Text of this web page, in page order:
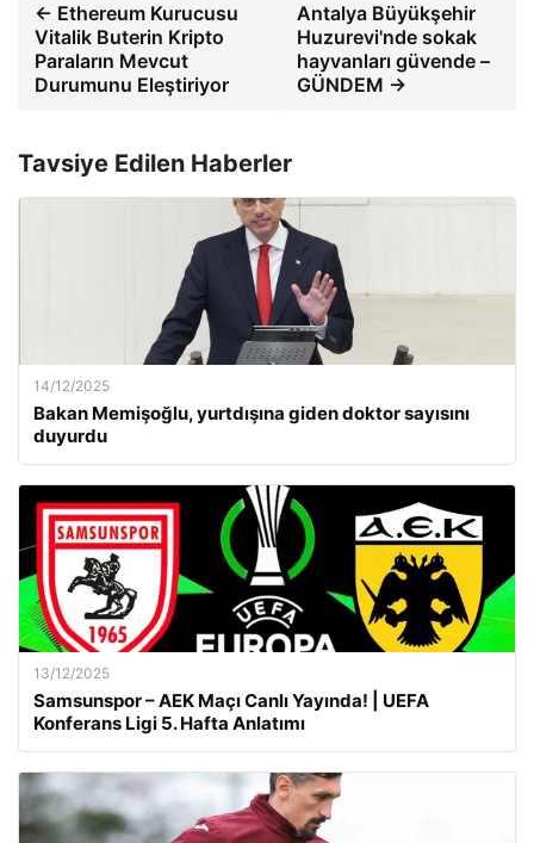
← Ethereum Kurucusu
Vitalik Buterin Kripto
Paraların Mevcut
Durumunu Eleştiriyor
Antalya Büyükşehir
Huzurevi'nde sokak
hayvanları güvende –
GÜNDEM →
Tavsiye Edilen Haberler
14/12/2025
Bakan Memişoğlu, yurtdışına giden doktor sayısını
duyurdu
13/12/2025
Samsunspor – AEK Maçı Canlı Yayında! | UEFA
Konferans Ligi 5. Hafta Anlatımı